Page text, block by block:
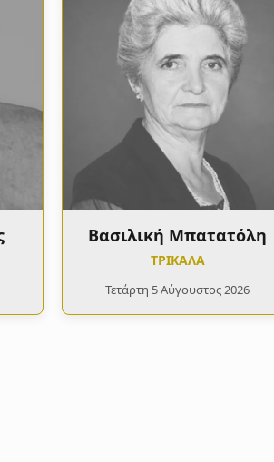
Βασιλική Μπατατόλη
ΤΡΙΚΑΛΑ
Τετάρτη 5 Αύγουστος 2026